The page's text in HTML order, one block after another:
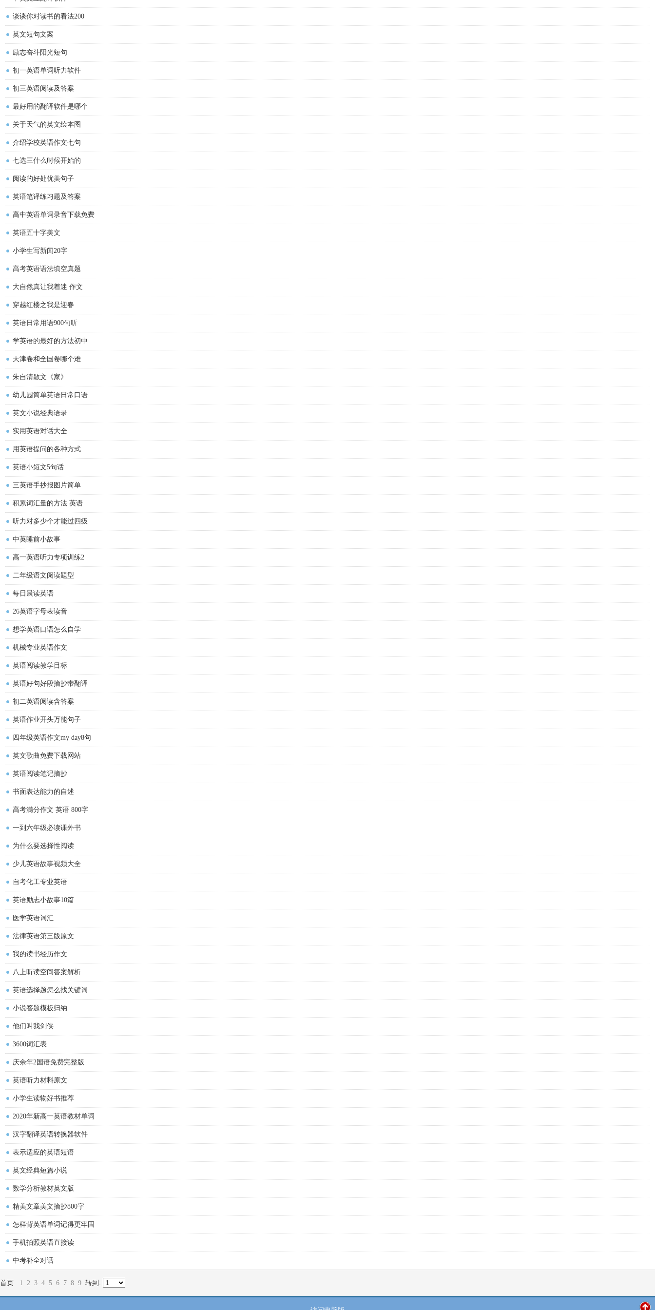
谈谈你对读书的看法200
英文短句文案
励志奋斗阳光短句
初一英语单词听力软件
初三英语阅读及答案
最好用的翻译软件是哪个
关于天气的英文绘本图
介绍学校英语作文七句
七选三什么时候开始的
阅读的好处优美句子
英语笔译练习题及答案
高中英语单词录音下载免费
英语五十字美文
小学生写新闻20字
高考英语语法填空真题
大自然真让我着迷 作文
穿越红楼之我是迎春
英语日常用语900句听
学英语的最好的方法初中
天津卷和全国卷哪个难
朱自清散文《家》
幼儿园简单英语日常口语
英文小说经典语录
实用英语对话大全
用英语提问的各种方式
英语小短文5句话
三英语手抄报图片简单
积累词汇量的方法 英语
听力对多少个才能过四级
中英睡前小故事
高一英语听力专项训练2
二年级语文阅读题型
每日晨读英语
26英语字母表读音
想学英语口语怎么自学
机械专业英语作文
英语阅读教学目标
英语好句好段摘抄带翻译
初二英语阅读含答案
英语作业开头万能句子
四年级英语作文my day8句
英文歌曲免费下载网站
英语阅读笔记摘抄
书面表达能力的自述
高考满分作文 英语 800字
一到六年级必读课外书
为什么要选择性阅读
少儿英语故事视频大全
自考化工专业英语
英语励志小故事10篇
医学英语词汇
法律英语第三版原文
我的读书经历作文
八上听读空间答案解析
英语选择题怎么找关键词
小说答题模板归纳
他们叫我剑侠
3600词汇表
庆余年2国语免费完整版
英语听力材料原文
小学生读物好书推荐
2020年新高一英语教材单词
汉字翻译英语转换器软件
表示适应的英语短语
英文经典短篇小说
数学分析教材英文版
精美文章美文摘抄800字
怎样背英语单词记得更牢固
手机拍照英语直接读
中考补全对话
首页 1 2 3 4 5 6 7 8 9 转到: